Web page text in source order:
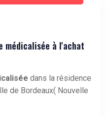
médicalisée à l'achat
dans la résidence
de Bordeaux( Nouvelle